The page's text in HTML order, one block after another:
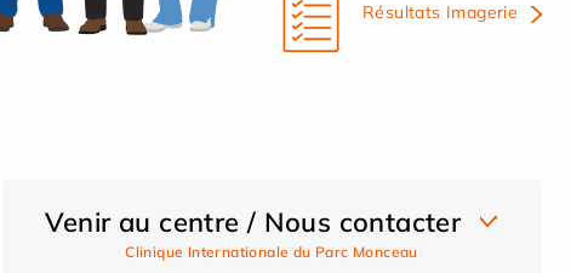
Résultats Imagerie
Venir au centre / Nous contacter
Clinique Internationale du Parc Monceau